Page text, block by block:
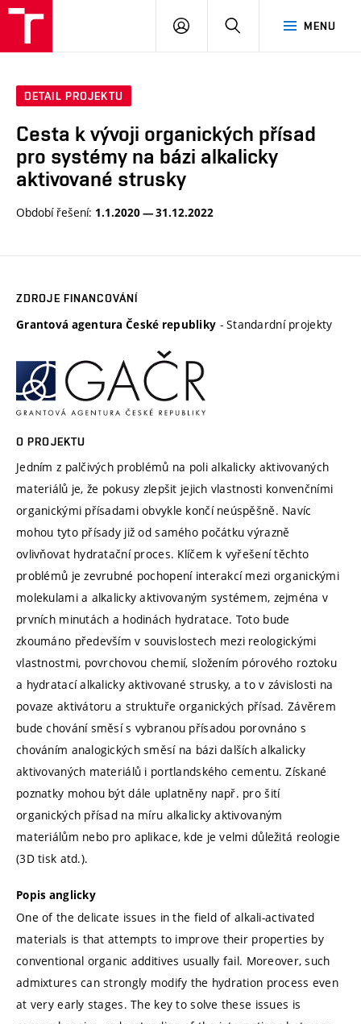
MENU
PŘIHLÁSIT
DETAIL PROJEKTU
Cesta k vývoji organických přísad
pro systémy na bázi alkalicky
aktivované strusky
Období řešení: 1.1.2020 — 31.12.2022
ZDROJE FINANCOVÁNÍ
Grantová agentura České republiky - Standardní projekty
O PROJEKTU
Jedním z palčivých problémů na poli alkalicky aktivovaných
materiálů je, že pokusy zlepšit jejich vlastnosti konvenčními
organickými přísadami obvykle končí neúspěšně. Navíc
mohou tyto přísady již od samého počátku výrazně
ovlivňovat hydratační proces. Klíčem k vyřešení těchto
problémů je zevrubné pochopení interakcí mezi organickými
molekulami a alkalicky aktivovaným systémem, zejména v
prvních minutách a hodinách hydratace. Toto bude
zkoumáno především v souvislostech mezi reologickými
vlastnostmi, povrchovou chemií, složením pórového roztoku
a hydratací alkalicky aktivované strusky, a to v závislosti na
povaze aktivátoru a struktuře organických přísad. Závěrem
bude chování směsí s vybranou přísadou porovnáno s
chováním analogických směsí na bázi dalších alkalicky
aktivovaných materiálů i portlandského cementu. Získané
poznatky mohou být dále uplatněny např. pro šití
organických přísad na míru alkalicky aktivovaným
materiálům nebo pro aplikace, kde je velmi důležitá reologie
(3D tisk atd.).
Popis anglicky
One of the delicate issues in the field of alkali-activated
materials is that attempts to improve their properties by
conventional organic additives usually fail. Moreover, such
admixtures can strongly modify the hydration process even
at very early stages. The key to solve these issues is